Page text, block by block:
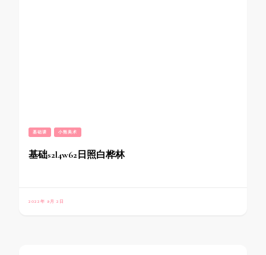
基础课 小熊美术
基础s2l4w62日照白桦林
2022年 9月 2日